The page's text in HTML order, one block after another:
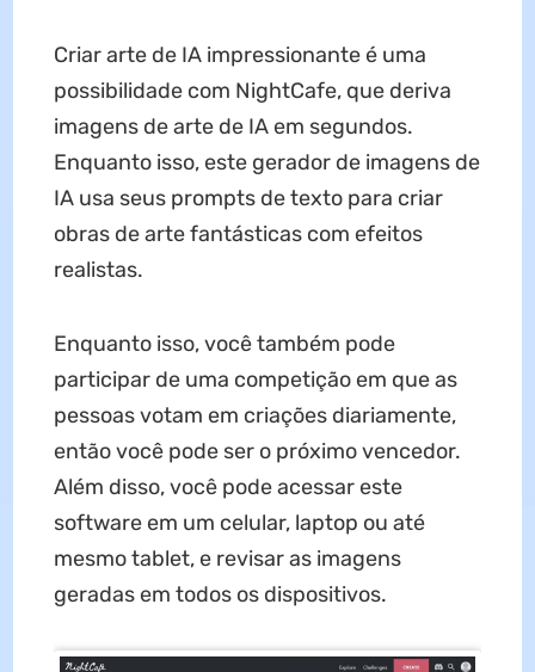
Criar arte de IA impressionante é uma
possibilidade com NightCafe, que deriva
imagens de arte de IA em segundos.
Enquanto isso, este gerador de imagens de
IA usa seus prompts de texto para criar
obras de arte fantásticas com efeitos
realistas.
Enquanto isso, você também pode
participar de uma competição em que as
pessoas votam em criações diariamente,
então você pode ser o próximo vencedor.
Além disso, você pode acessar este
software em um celular, laptop ou até
mesmo tablet, e revisar as imagens
geradas em todos os dispositivos.